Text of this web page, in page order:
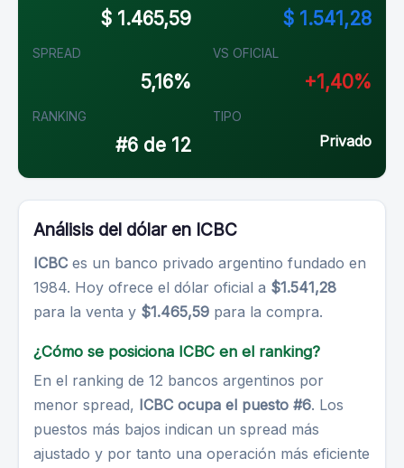
$ 1.465,59 $ 1.541,28
SPREAD
5,16%
VS OFICIAL
+1,40%
RANKING
#6 de 12
TIPO
Privado
Análisis del dólar en ICBC
ICBC es un banco privado argentino fundado en
1984. Hoy ofrece el dólar oficial a $1.541,28
para la venta y $1.465,59 para la compra.
¿Cómo se posiciona ICBC en el ranking?
En el ranking de 12 bancos argentinos por
menor spread, ICBC ocupa el puesto #6. Los
puestos más bajos indican un spread más
ajustado y por tanto una operación más eficiente